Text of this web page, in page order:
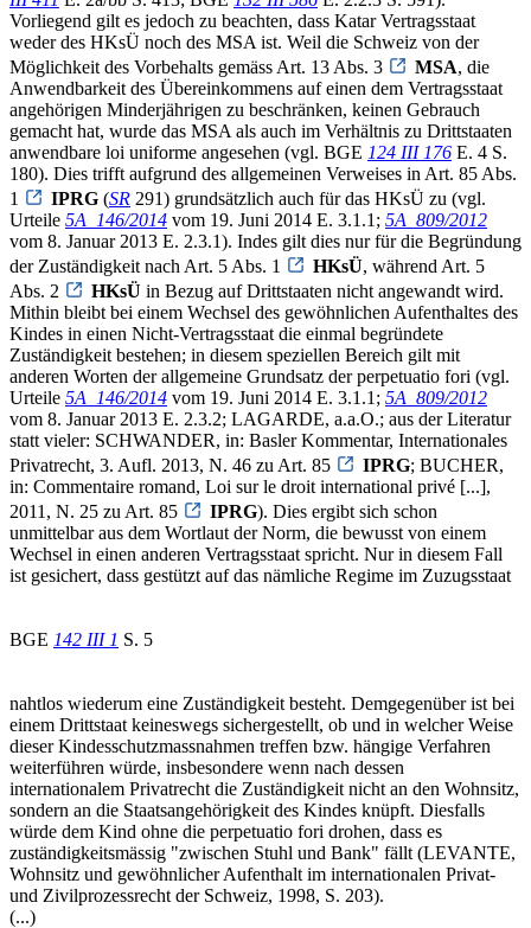
Vorliegend gilt es jedoch zu beachten, dass Katar Vertragsstaat
weder des HKsÜ noch des MSA ist. Weil die Schweiz von der
Möglichkeit des Vorbehalts gemäss Art. 13 Abs. 3
MSA, die
Anwendbarkeit des Übereinkommens auf einen dem Vertragsstaat
angehörigen Minderjährigen zu beschränken, keinen Gebrauch
gemacht hat, wurde das MSA als auch im Verhältnis zu Drittstaaten
anwendbare loi uniforme angesehen (vgl. BGE 124 III 176 E. 4 S.
180). Dies trifft aufgrund des allgemeinen Verweises in Art. 85 Abs.
1
IPRG (SR 291) grundsätzlich auch für das HKsÜ zu (vgl.
Urteile 5A_146/2014 vom 19. Juni 2014 E. 3.1.1; 5A_809/2012
vom 8. Januar 2013 E. 2.3.1). Indes gilt dies nur für die Begründung
der Zuständigkeit nach Art. 5 Abs. 1
HKsÜ, während Art. 5
Abs. 2
HKsÜ in Bezug auf Drittstaaten nicht angewandt wird.
Mithin bleibt bei einem Wechsel des gewöhnlichen Aufenthaltes des
Kindes in einen Nicht-Vertragsstaat die einmal begründete
Zuständigkeit bestehen; in diesem speziellen Bereich gilt mit
anderen Worten der allgemeine Grundsatz der perpetuatio fori (vgl.
Urteile 5A_146/2014 vom 19. Juni 2014 E. 3.1.1; 5A_809/2012
vom 8. Januar 2013 E. 2.3.2; LAGARDE, a.a.O.; aus der Literatur
statt vieler: SCHWANDER, in: Basler Kommentar, Internationales
Privatrecht, 3. Aufl. 2013, N. 46 zu Art. 85
IPRG; BUCHER,
in: Commentaire romand, Loi sur le droit international privé [...],
2011, N. 25 zu Art. 85
IPRG). Dies ergibt sich schon
unmittelbar aus dem Wortlaut der Norm, die bewusst von einem
Wechsel in einen anderen Vertragsstaat spricht. Nur in diesem Fall
ist gesichert, dass gestützt auf das nämliche Regime im Zuzugsstaat
BGE 142 III 1 S. 5
nahtlos wiederum eine Zuständigkeit besteht. Demgegenüber ist bei
einem Drittstaat keineswegs sichergestellt, ob und in welcher Weise
dieser Kindesschutzmassnahmen treffen bzw. hängige Verfahren
weiterführen würde, insbesondere wenn nach dessen
internationalem Privatrecht die Zuständigkeit nicht an den Wohnsitz,
sondern an die Staatsangehörigkeit des Kindes knüpft. Diesfalls
würde dem Kind ohne die perpetuatio fori drohen, dass es
zuständigkeitsmässig "zwischen Stuhl und Bank" fällt (LEVANTE,
Wohnsitz und gewöhnlicher Aufenthalt im internationalen Privat-
und Zivilprozessrecht der Schweiz, 1998, S. 203).
(...)